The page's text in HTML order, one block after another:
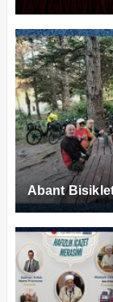
Abant Bisiklet